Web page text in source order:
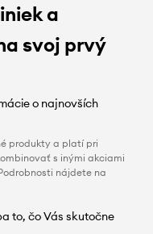
a
svoj prvý
o najnovších
produkty a platí pri
s inými akciami
nájdete na
to, čo Vás skutočne